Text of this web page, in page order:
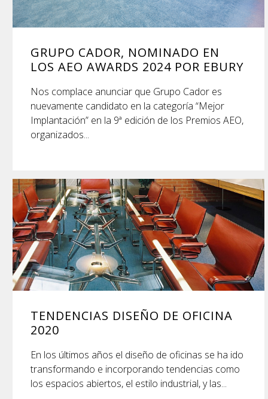
GRUPO CADOR, NOMINADO EN
LOS AEO AWARDS 2024 POR EBURY
Nos complace anunciar que Grupo Cador es
nuevamente candidato en la categoría “Mejor
Implantación” en la 9ª edición de los Premios AEO,
organizados...
TENDENCIAS DISEÑO DE OFICINA
2020
En los últimos años el diseño de oficinas se ha ido
transformando e incorporando tendencias como
los espacios abiertos, el estilo industrial, y las...